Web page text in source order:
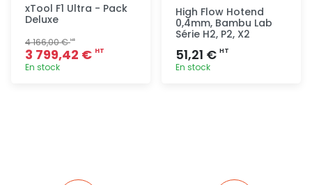
xTool F1 Ultra - Pack
Deluxe
4 166,00 €HT
3 799,42 € HT
En stock
High Flow Hotend
0,4mm, Bambu Lab
Série H2, P2, X2
51,21 € HT
En stock